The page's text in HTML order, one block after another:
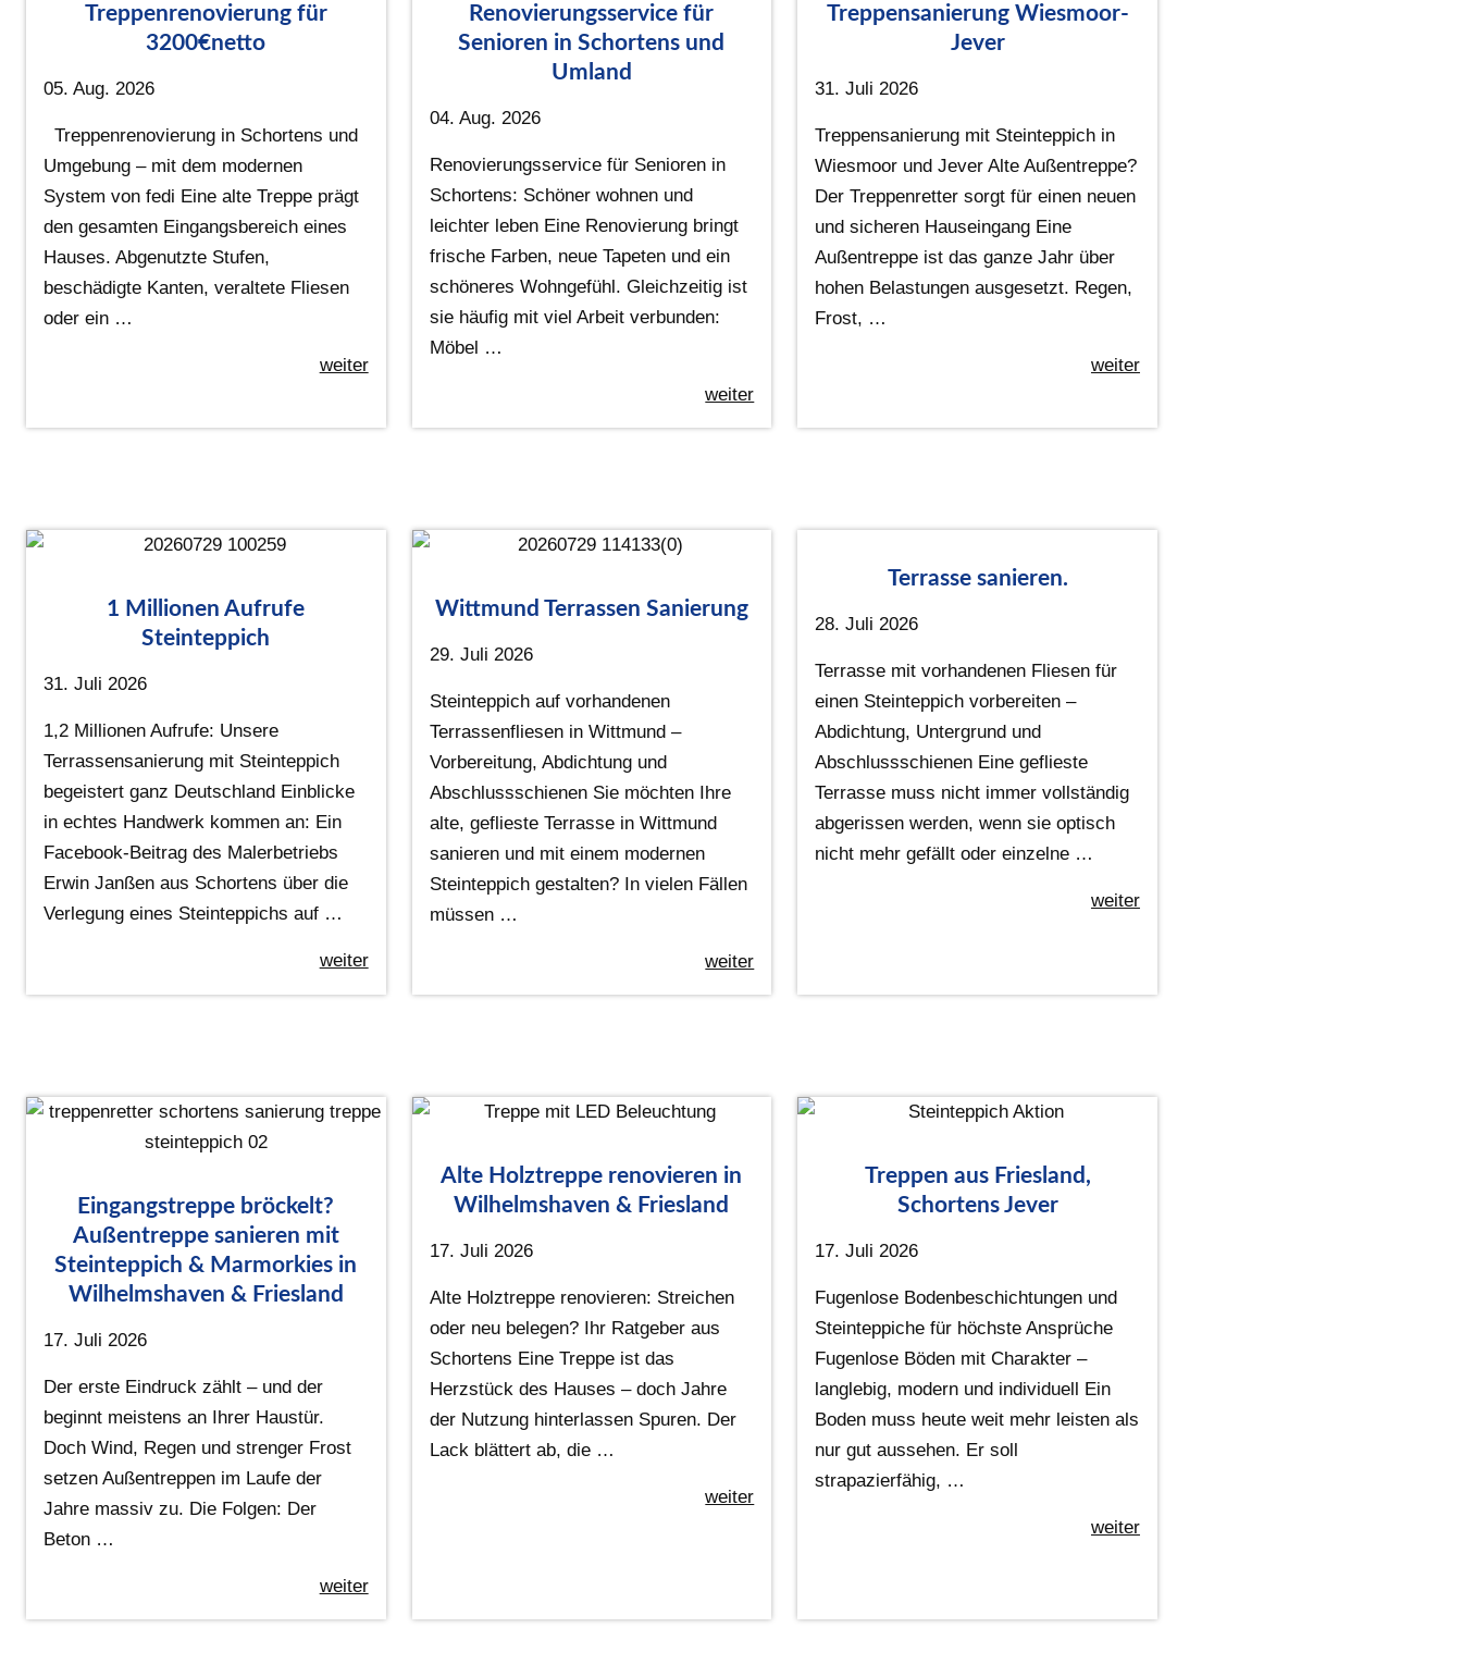
Treppenrenovierung für
3200€netto
05. Aug. 2026
Treppenrenovierung in Schortens und
Umgebung – mit dem modernen
System von fedi Eine alte Treppe prägt
den gesamten Eingangsbereich eines
Hauses. Abgenutzte Stufen,
beschädigte Kanten, veraltete Fliesen
oder ein …
weiter
Renovierungsservice für
Senioren in Schortens und
Umland
04. Aug. 2026
Renovierungsservice für Senioren in
Schortens: Schöner wohnen und
leichter leben Eine Renovierung bringt
frische Farben, neue Tapeten und ein
schöneres Wohngefühl. Gleichzeitig ist
sie häufig mit viel Arbeit verbunden:
Möbel …
weiter
Treppensanierung Wiesmoor-
Jever
31. Juli 2026
Treppensanierung mit Steinteppich in
Wiesmoor und Jever Alte Außentreppe?
Der Treppenretter sorgt für einen neuen
und sicheren Hauseingang Eine
Außentreppe ist das ganze Jahr über
hohen Belastungen ausgesetzt. Regen,
Frost, …
weiter
1 Millionen Aufrufe
Steinteppich
31. Juli 2026
1,2 Millionen Aufrufe: Unsere
Terrassensanierung mit Steinteppich
begeistert ganz Deutschland Einblicke
in echtes Handwerk kommen an: Ein
Facebook-Beitrag des Malerbetriebs
Erwin Janßen aus Schortens über die
Verlegung eines Steinteppichs auf …
weiter
Wittmund Terrassen Sanierung
29. Juli 2026
Steinteppich auf vorhandenen
Terrassenfliesen in Wittmund –
Vorbereitung, Abdichtung und
Abschlussschienen Sie möchten Ihre
alte, geflieste Terrasse in Wittmund
sanieren und mit einem modernen
Steinteppich gestalten? In vielen Fällen
müssen …
weiter
Terrasse sanieren.
28. Juli 2026
Terrasse mit vorhandenen Fliesen für
einen Steinteppich vorbereiten –
Abdichtung, Untergrund und
Abschlussschienen Eine geflieste
Terrasse muss nicht immer vollständig
abgerissen werden, wenn sie optisch
nicht mehr gefällt oder einzelne …
weiter
Eingangstreppe bröckelt?
Außentreppe sanieren mit
Steinteppich & Marmorkies in
Wilhelmshaven & Friesland
17. Juli 2026
Der erste Eindruck zählt – und der
beginnt meistens an Ihrer Haustür.
Doch Wind, Regen und strenger Frost
setzen Außentreppen im Laufe der
Jahre massiv zu. Die Folgen: Der
Beton …
weiter
Alte Holztreppe renovieren in
Wilhelmshaven & Friesland
17. Juli 2026
Alte Holztreppe renovieren: Streichen
oder neu belegen? Ihr Ratgeber aus
Schortens Eine Treppe ist das
Herzstück des Hauses – doch Jahre
der Nutzung hinterlassen Spuren. Der
Lack blättert ab, die …
weiter
Treppen aus Friesland,
Schortens Jever
17. Juli 2026
Fugenlose Bodenbeschichtungen und
Steinteppiche für höchste Ansprüche
Fugenlose Böden mit Charakter –
langlebig, modern und individuell Ein
Boden muss heute weit mehr leisten als
nur gut aussehen. Er soll
strapazierfähig, …
weiter